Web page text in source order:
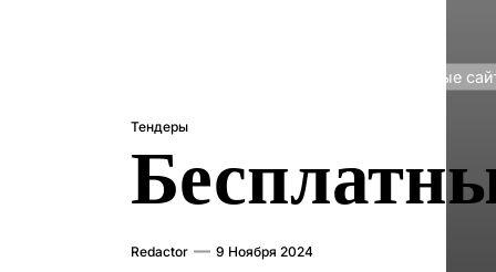
Бесплатные
Тендеры
Redactor 9 Ноября 2024